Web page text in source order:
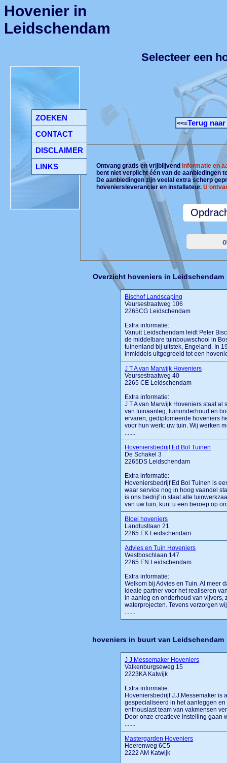
ZOEKEN
CONTACT
DISCLAIMER
LINKS
Hovenier in
Leidschendam
Selecteer een
<<=Terug
Ontvang gratis en vrijblijvendinformatie en
bent niet verplicht één van de aanbiedingen
De aanbiedingen zijn veelal extra scherp
hoveniersleverancier en installateur.U
Overzicht hoveniers in Leidschendam
Bischof Landscaping
Veursestraatweg 106
2265CG Leidschendam
Extra informatie:
Vanuit Leidschendam leidt Peter
de middelbare tuinbouwschool in
tuinenland bij uitstek, Engeland. In
inmiddels uitgegroeid tot een
J T A van Marwijk Hoveniers
Veursestraatweg 40
2265 CE Leidschendam
Extra informatie:
J T A van Marwijk Hoveniers staat
van tuinaanleg, tuinonderhoud en
ervaren, gediplomeerde hoveniers
voor hun werk: uw tuin. Wij werken
.......
Hoveniersbedrijf Ed Bol Tuinen
De Schakel 3
2265DS Leidschendam
Extra informatie:
Hoveniersbedrijf Ed Bol Tuinen is
waar service nog in hoog vaandel
is ons bedrijf in staat alle
van uw tuin, kunt u een beroep op
Bloei hoveniers
Landlustlaan 21
2265 EK Leidschendam
Advies en Tuin Hoveniers
Westboschlaan 147
2265 EN Leidschendam
Extra informatie:
Welkom bij Advies en Tuin. Al meer
ideale partner voor het realiseren
in aanleg en onderhoud van vijvers,
waterprojecten. Tevens verzorgen
.......
hoveniers in buurt van Leidschendam
J J Messemaker Hoveniers
Valkenburgseweg 15
2223KA Katwijk
Extra informatie:
Hoveniersbedrijf J.J.Messemaker is
gespecialiseerd in het aanleggen
enthousiast team van vakmensen
Door onze creatieve instelling gaan
.......
Mastergarden Hoveniers
Heerenweg 6C5
2222 AM Katwijk